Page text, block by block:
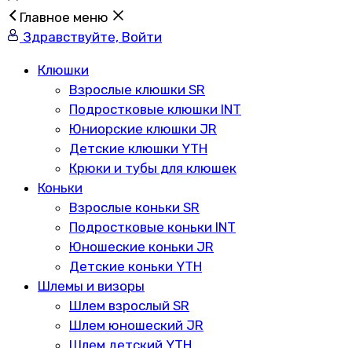
Главное меню
Здравствуйте, Войти
Клюшки
Взрослые клюшки SR
Подростковые клюшки INT
Юниорские клюшки JR
Детские клюшки YTH
Крюки и тубы для клюшек
Коньки
Взрослые коньки SR
Подростковые коньки INT
Юношеские коньки JR
Детские коньки YTH
Шлемы и визоры
Шлем взрослый SR
Шлем юношеский JR
Шлем детский YTH